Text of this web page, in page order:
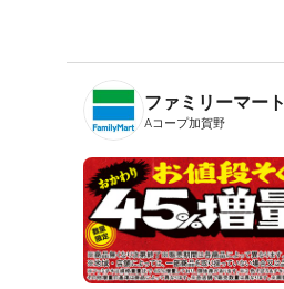
B
n
T
ファミリーマート
Aコープ加賀野